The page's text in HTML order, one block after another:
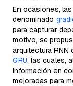
En ocasiones,
denominado
para capturar
motivo, se
arquitectura RNN
GRU, las cuales,
información en
mejoradas para